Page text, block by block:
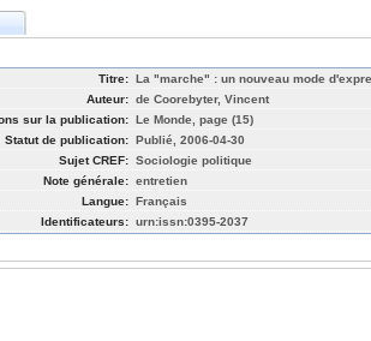
Titre: La "marche" : un nouveau mode
Auteur: de Coorebyter, Vincent
sur la publication: Le Monde, page (15)
Statut de publication: Publié, 2006-04-30
Sujet CREF: Sociologie politique
Note générale: entretien
Langue: Français
Identificateurs: urn:issn:0395-2037